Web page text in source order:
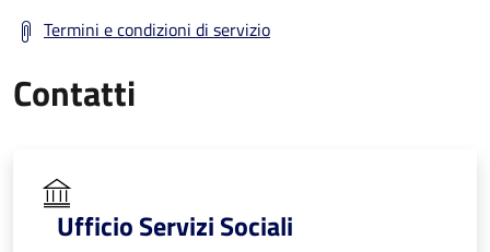
Termini e condizioni di servizio
Contatti
Ufficio Servizi Sociali